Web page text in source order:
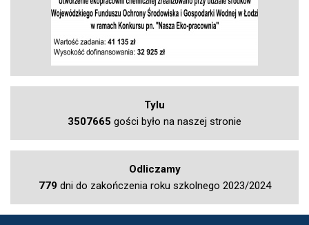
Tylu
3507665 gości było na naszej stronie
Odliczamy
779 dni do zakończenia roku szkolnego 2023/2024